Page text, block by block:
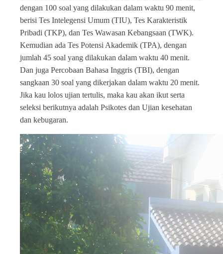
dengan 100 soal yang dilakukan dalam waktu 90 menit,
berisi Tes Intelegensi Umum (TIU), Tes Karakteristik
Pribadi (TKP), dan Tes Wawasan Kebangsaan (TWK).
Kemudian ada Tes Potensi Akademik (TPA), dengan
jumlah 45 soal yang dilakukan dalam waktu 40 menit.
Dan juga Percobaan Bahasa Inggris (TBI), dengan
sangkaan 30 soal yang dikerjakan dalam waktu 20 menit.
Jika kau lolos ujian tertulis, maka kau akan ikut serta
seleksi berikutnya adalah Psikotes dan Ujian kesehatan
dan kebugaran.